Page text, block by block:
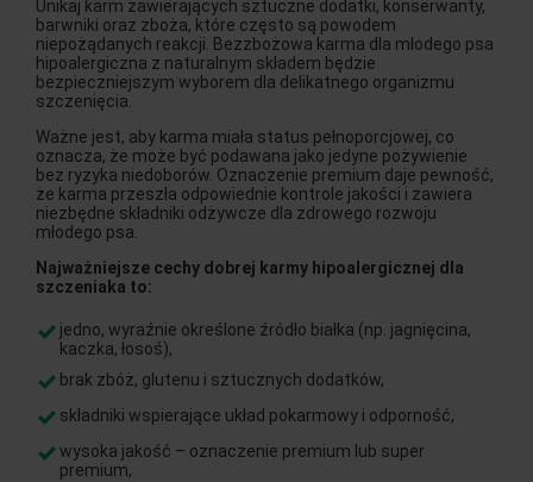
Unikaj karm zawierających sztuczne dodatki, konserwanty,
barwniki oraz zboża, które często są powodem
niepożądanych reakcji. Bezzbożowa karma dla młodego psa
hipoalergiczna z naturalnym składem będzie
bezpieczniejszym wyborem dla delikatnego organizmu
szczenięcia.
Ważne jest, aby karma miała status pełnoporcjowej, co
oznacza, że może być podawana jako jedyne pożywienie
bez ryzyka niedoborów. Oznaczenie premium daje pewność,
że karma przeszła odpowiednie kontrole jakości i zawiera
niezbędne składniki odżywcze dla zdrowego rozwoju
młodego psa.
Najważniejsze cechy dobrej karmy hipoalergicznej dla
szczeniaka to:
jedno, wyraźnie określone źródło białka (np. jagnięcina,
kaczka, łosoś),
brak zbóż, glutenu i sztucznych dodatków,
składniki wspierające układ pokarmowy i odporność,
wysoka jakość – oznaczenie premium lub super
premium,